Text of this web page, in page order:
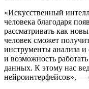
«Искусственный
человека благодаря
рассматривать как
человек сможет
инструменты анализа
и возможность
данных. К этому нас
нейроинтерфейсов», —